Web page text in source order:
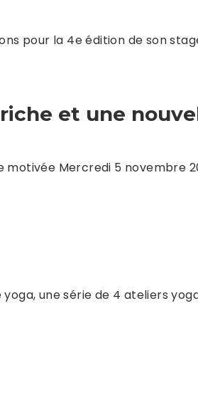
pour la 4e édition de son
et une
Mercredi 5 novembre
une série de 4 ateliers